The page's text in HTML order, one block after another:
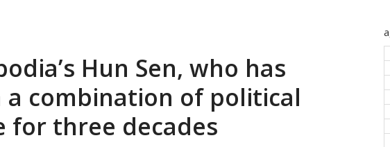
Hun Sen, who has
combination of political
for three decades